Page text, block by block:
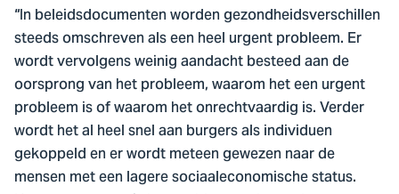
“In beleidsdocumenten worden gezondheidsverschillen
steeds omschreven als een heel urgent probleem. Er
wordt vervolgens weinig aandacht besteed aan de
oorsprong van het probleem, waarom het een urgent
probleem is of waarom het onrechtvaardig is. Verder
wordt het al heel snel aan burgers als individuen
gekoppeld en er wordt meteen gewezen naar de
mensen met een lagere sociaaleconomische status.